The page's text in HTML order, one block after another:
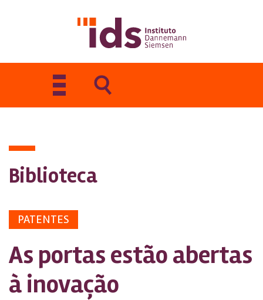
Toggle
navigation
Biblioteca
PATENTES
As portas estão abertas
à inovação